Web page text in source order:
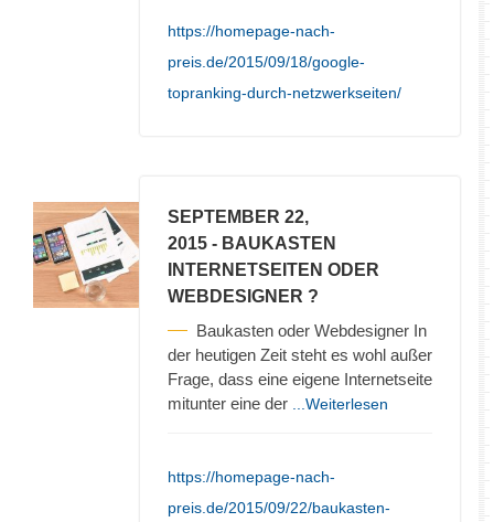
https://homepage-nach-
preis.de/2015/09/18/google-
topranking-durch-netzwerkseiten/
SEPTEMBER 22,
2015 - BAUKASTEN
INTERNETSEITEN ODER
WEBDESIGNER ?
Baukasten oder Webdesigner In
der heutigen Zeit steht es wohl außer
Frage, dass eine eigene Internetseite
mitunter eine der
...Weiterlesen
https://homepage-nach-
preis.de/2015/09/22/baukasten-